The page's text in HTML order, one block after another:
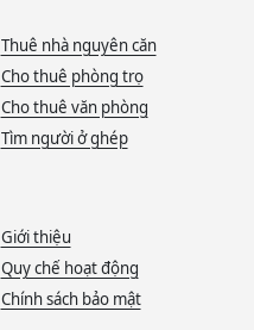
Thuê nhà nguyên căn
Cho thuê phòng trọ
Cho thuê văn phòng
Tìm người ở ghép
Giới thiệu
Quy chế hoạt động
Chính sách bảo mật